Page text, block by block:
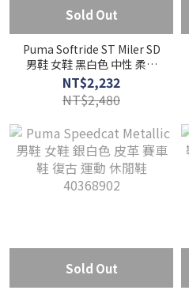
Sold Out
Puma Softride ST Miler SD
男鞋 女鞋 黑白色 中性 柔軟
緩震 運動 休閒鞋 40266701
NT$2,232
NT$2,480
Sold Out